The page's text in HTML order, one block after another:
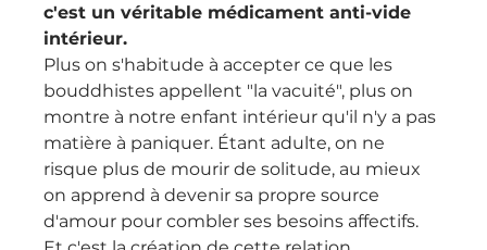
c'est un véritable médicament anti-vide
intérieur.
Plus on s'habitude à accepter ce que les
bouddhistes appellent "la vacuité", plus on
montre à notre enfant intérieur qu'il n'y a pas
matière à paniquer. Étant adulte, on ne
risque plus de mourir de solitude, au mieux
on apprend à devenir sa propre source
d'amour pour combler ses besoins affectifs.